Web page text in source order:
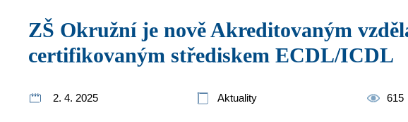
ZŠ Okružní je nově Akreditovaným vzdělávacím a
certifikovaným střediskem ECDL/ICDL
2. 4. 2025 Aktuality 615